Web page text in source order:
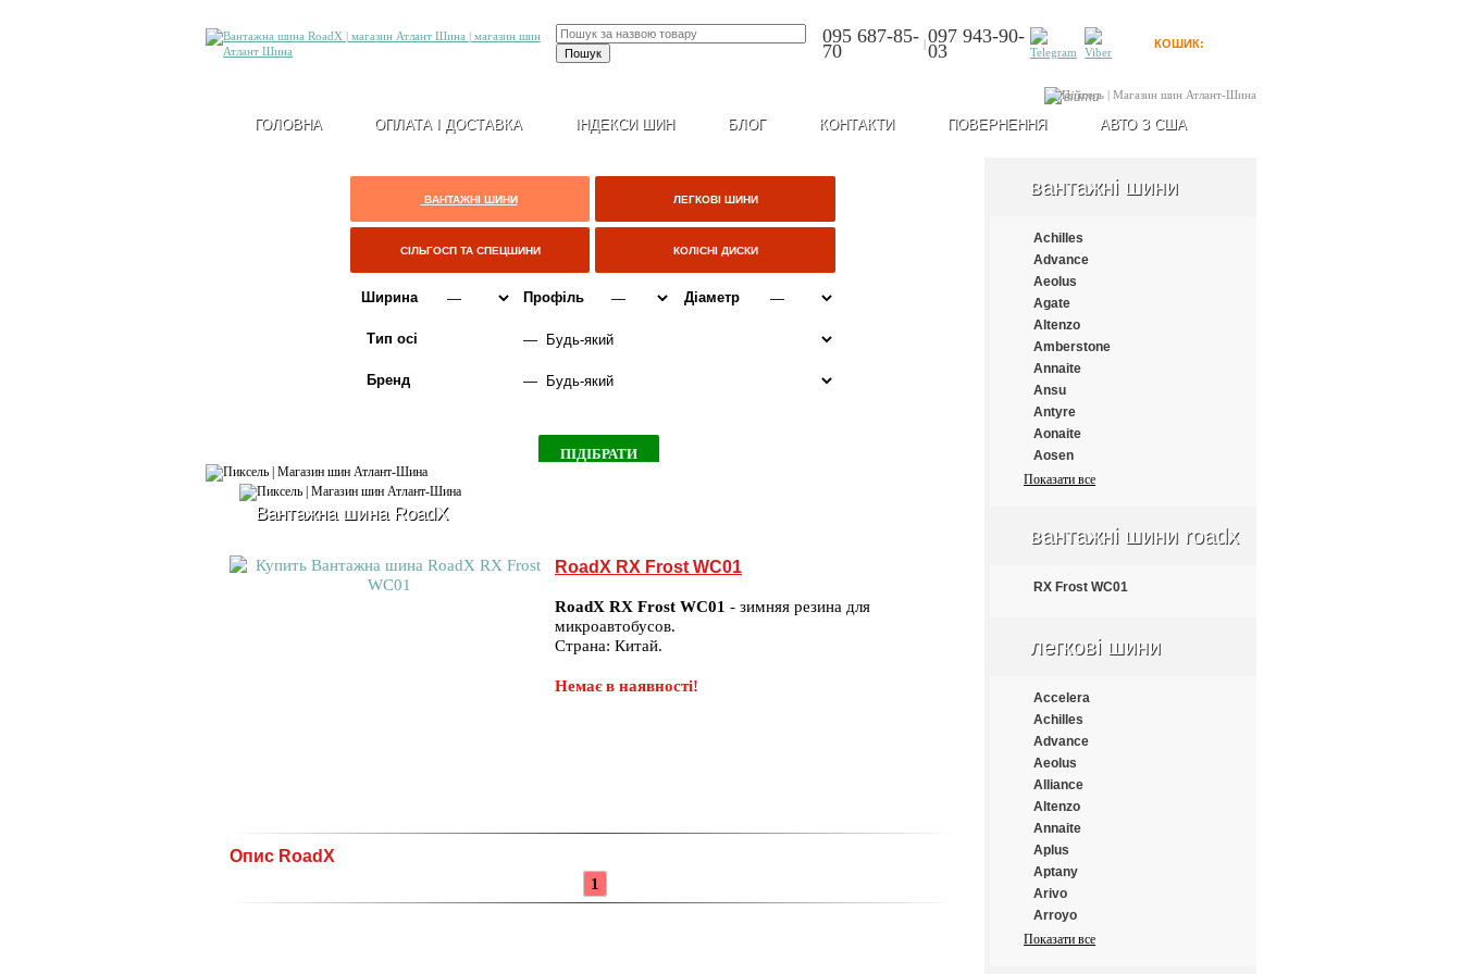
095 687-85-
70 |097 943-90-
03 КОШИК:
Увійти
ГОЛОВНА ОПЛАТА І ДОСТАВКА ІНДЕКСИ ШИН БЛОГ КОНТАКТИ ПОВЕРНЕННЯ АВТО З США
ВАНТАЖНІ ШИНИ ЛЕГКОВІ ШИНИ
СІЛЬГОСП ТА СПЕЦШИНИ КОЛІСНІ ДИСКИ
Ширина Профіль Діаметр
Тип осі
Бренд
Вантажна шина RoadX
RoadX RX Frost WC01
RoadX RX Frost WC01 - зимняя резина для
микроавтобусов.
Страна: Китай.
Немає в наявності!
Опис RoadX
1
вантажні шини
Achilles
Advance
Aeolus
Agate
Altenzo
Amberstone
Annaite
Ansu
Antyre
Aonaite
Aosen
Aplus
Armforce
Atlander
Autogrip
Benton
Bestrich
BFGoodrich
Blacklion
Bontyre
Boto
Bridgestone
Cachland
Carleo
Changfeng
Comforser
Compasal
Показати все
вантажні шини roadx
RX Frost WC01
легкові шини
Accelera
Achilles
Advance
Aeolus
Alliance
Altenzo
Annaite
Aplus
Aptany
Arivo
Arroyo
Atlander
Показати все